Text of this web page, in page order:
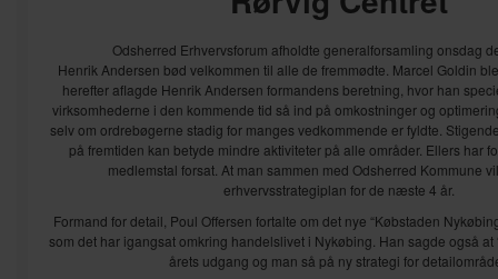
Odsherred Erhvervsforum afholdte generalforsamling onsdag
Henrik Andersen bød velkommen til alle de fremmødte. Marcel Goldin
herefter aflagde Henrik Andersen formandens beretning, hvor han
virksomhederne i den kommende tid så ind på omkostninger og
selv om ordrebøgerne stadig for manges vedkommende er fyldte.
på fremtiden kan betyde mindre aktiviteter på alle områder. Ellers har
medlemstal forsat. At man sammen med Odsherred Kommune
erhvervsstrategiplan for de næste 4 år.
Formand for detail, Poul Offersen fortalte om det nye “Købstaden
som det har igangsat omkring handelslivet i Nykøbing. Han sagde også at
årets udgang og man så på ny strategi for